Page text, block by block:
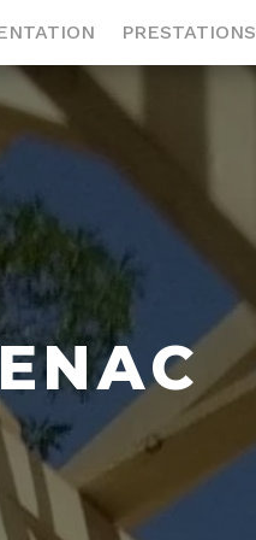
PRESTATIONS